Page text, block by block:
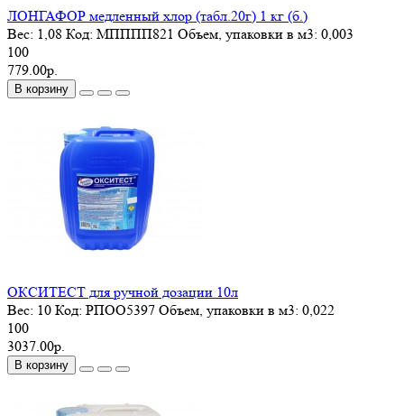
ЛОНГАФОР медленный хлор (табл.20г) 1 кг (б.)
Вес: 1,08 Код: МПППП821 Объем, упаковки в м3: 0,003
100
779.00р.
В корзину
ОКСИТЕСТ для ручной дозации 10л
Вес: 10 Код: РПОО5397 Объем, упаковки в м3: 0,022
100
3037.00р.
В корзину